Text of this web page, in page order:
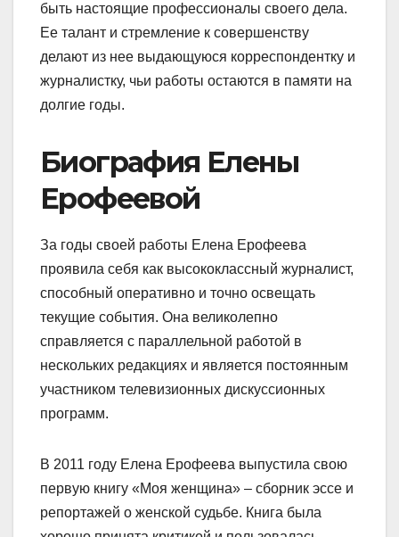
быть настоящие профессионалы своего дела.
Ее талант и стремление к совершенству
делают из нее выдающуюся корреспондентку и
журналистку, чьи работы остаются в памяти на
долгие годы.
Биография Елены
Ерофеевой
За годы своей работы Елена Ерофеева
проявила себя как высококлассный журналист,
способный оперативно и точно освещать
текущие события. Она великолепно
справляется с параллельной работой в
нескольких редакциях и является постоянным
участником телевизионных дискуссионных
программ.
В 2011 году Елена Ерофеева выпустила свою
первую книгу «Моя женщина» – сборник эссе и
репортажей о женской судьбе. Книга была